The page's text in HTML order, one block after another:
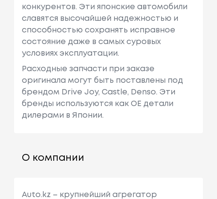
конкурентов. Эти японские автомобили
славятся высочайшей надежностью и
способностью сохранять исправное
состояние даже в самых суровых
условиях эксплуатации.
Расходные запчасти при заказе
оригинала могут быть поставлены под
брендом Drive Joy, Castle, Denso. Эти
бренды используются как ОЕ детали
дилерами в Японии.
О компании
Auto.kz – крупнейший агрегатор